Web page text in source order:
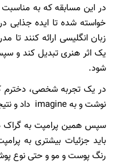
در این مسابقه که به
خواسته شده تا ایده جذابی
زبان انگلیسی ارائه کنند
یک اثر هنری تبدیل کند و
شود.
در یک تجربه شخصی، دخترم
نوشت و به imagine داد و نتیجه این شد.
سپس همین پرامپت به گراک
باید جزئیات بیشتری به
رنگ پوست و مو و حتی نوع